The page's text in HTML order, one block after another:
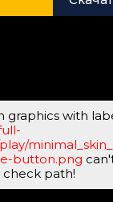
graphics with
button.png
check path!